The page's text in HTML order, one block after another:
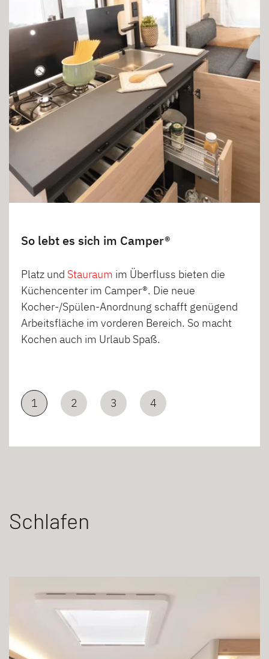
So lebt es sich im Camper®
Platz und Stauraum im Überfluss bieten die
Küchencenter im Camper®. Die neue
Kocher-/Spülen-Anordnung schafft genügend
Arbeitsfläche im vorderen Bereich. So macht
Kochen auch im Urlaub Spaß.
1 2 3 4
Schlafen